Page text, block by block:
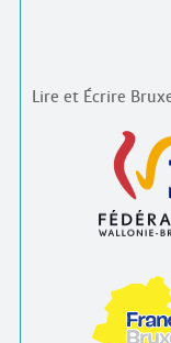
Lire et Écrire